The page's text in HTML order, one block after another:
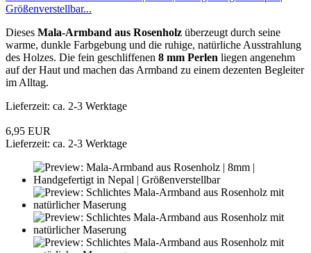
Größenverstellbar...
Dieses Mala-Armband aus Rosenholz überzeugt durch seine
warme, dunkle Farbgebung und die ruhige, natürliche Ausstrahlung
des Holzes. Die fein geschliffenen 8 mm Perlen liegen angenehm
auf der Haut und machen das Armband zu einem dezenten Begleiter
im Alltag.
Lieferzeit: ca. 2-3 Werktage
6,95 EUR
Lieferzeit: ca. 2-3 Werktage